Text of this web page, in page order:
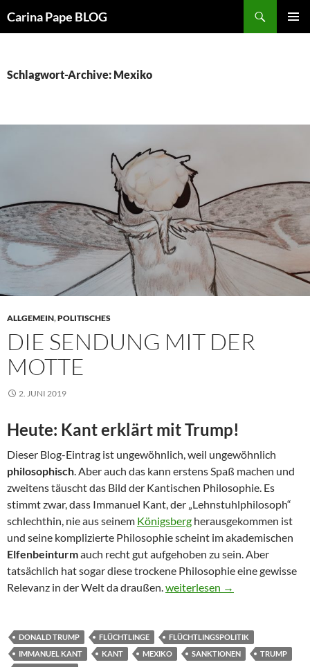
Carina Pape BLOG
Schlagwort-Archive: Mexiko
ALLGEMEIN,POLITISCHES
DIE SENDUNG MIT DER
MOTTE
2. JUNI 2019
Heute: Kant erklärt mit Trump!
Dieser Blog-Eintrag ist ungewöhnlich, weil ungewöhnlich
philosophisch. Aber auch das kann erstens Spaß machen und
zweitens täuscht das Bild der Kantischen Philosophie. Es
stimmt zwar, dass Immanuel Kant, der „Lehnstuhlphilosoph“
schlechthin, nie aus seinem Königsberg herausgekommen ist
und seine komplizierte Philosophie scheint im akademischen
Elfenbeinturmauch recht gut aufgehoben zu sein. Aber
tatsächlich hat sogar diese trockene Philosophie eine gewisse
Relevanz in der Welt da draußen.Die Sendung mit der Motte
weiterlesen →
DONALD TRUMP FLÜCHTLINGE
FLÜCHTLINGSPOLITIK
IMMANUEL KANT
KANT MEXIKO SANKTIONEN
TRUMP